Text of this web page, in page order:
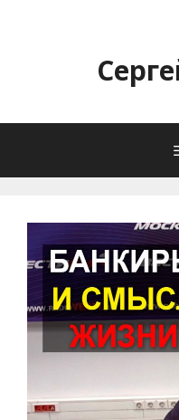
содержимому